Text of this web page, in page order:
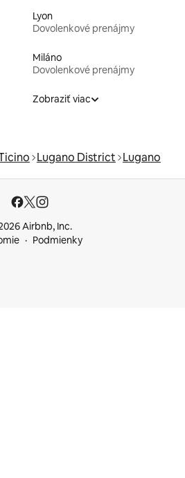
Lyon
Dovolenkové prenájmy
Miláno
Dovolenkové prenájmy
Zobraziť viac
Lugano District Lugano
Airbnb, Inc.
Podmienky